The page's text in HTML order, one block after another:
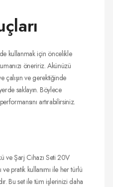
kullanmak için öncelikle
öneririz. Akünüzü
çalışın ve gerektiğinde
saklayın. Böylece
artırabilirsiniz.
ve Şarj Cihazı Seti 20V
ve pratik kullanımı ile her türlü
Bu set ile tüm işlerinizi daha